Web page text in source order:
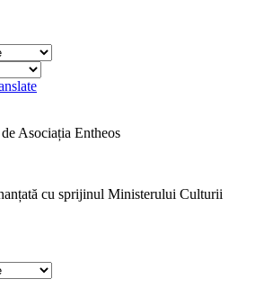
Asociația Entheos
cu sprijinul Ministerului Culturii